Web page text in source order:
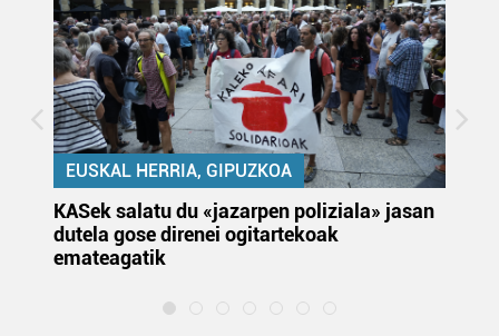
EUSKAL HERRIA, GIPUZKOA
KASek salatu du «jazarpen poliziala» jasan
dutela gose direnei ogitartekoak
emateagatik